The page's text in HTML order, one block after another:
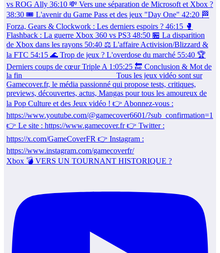
Xbox 💣 VERS UN TOURNANT HISTORIQUE ?